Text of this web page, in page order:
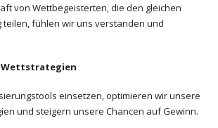
von Wettbegeisterten, die den gleichen
teilen, fühlen wir uns verstanden und
einsetzen, optimieren wir unsere
und steigern unsere Chancen auf Gewinn.